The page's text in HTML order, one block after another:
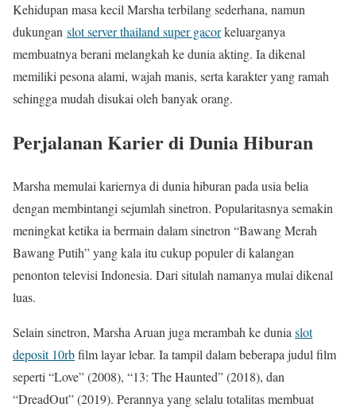
Kehidupan masa kecil Marsha terbilang sederhana, namun
dukungan slot server thailand super gacorkeluarganya
membuatnya berani melangkah ke dunia akting. Ia dikenal
memiliki pesona alami, wajah manis, serta karakter yang ramah
sehingga mudah disukai oleh banyak orang.
Perjalanan Karier di Dunia Hiburan
Marsha memulai kariernya di dunia hiburan pada usia belia
dengan membintangi sejumlah sinetron. Popularitasnya semakin
meningkat ketika ia bermain dalam sinetron “Bawang Merah
Bawang Putih” yang kala itu cukup populer di kalangan
penonton televisi Indonesia. Dari situlah namanya mulai dikenal
luas.
Selain sinetron, Marsha Aruan juga merambah ke dunia slot
deposit 10rbfilm layar lebar. Ia tampil dalam beberapa judul film
seperti “Love” (2008), “13: The Haunted” (2018), dan
“DreadOut” (2019). Perannya yang selalu totalitas membuat